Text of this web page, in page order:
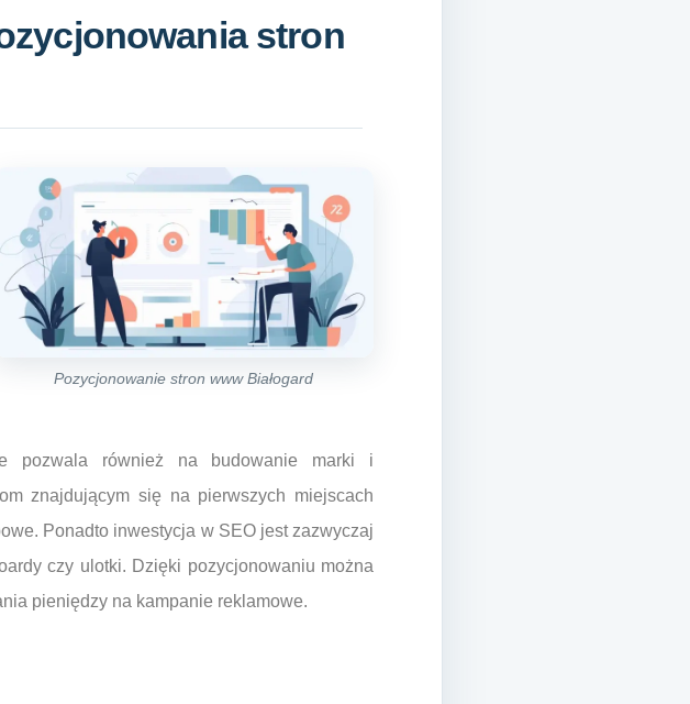
stron
Pozycjonowanie stron www Białogard
pozwala również na budowanie marki i
znajdującym się na pierwszych miejscach
Ponadto inwestycja w SEO jest zazwyczaj
czy ulotki. Dzięki pozycjonowaniu można
pieniędzy na kampanie reklamowe.